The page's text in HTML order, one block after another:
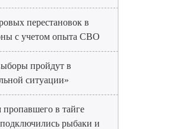
перестановок в
с учетом опыта СВО
пройдут в
ситуации»
в тайге
подключились рыбаки и